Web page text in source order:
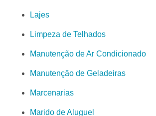
Lajes
Limpeza de Telhados
Manutenção de Ar Condicionado
Manutenção de Geladeiras
Marcenarias
Marido de Aluguel